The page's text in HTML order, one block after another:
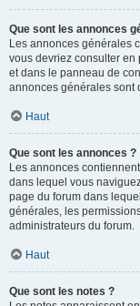
Que sont les annonces
Les annonces générales
vous devriez consulter
et dans le panneau de
annonces générales sont
Haut
Que sont les annonces ?
Les annonces
dans lequel vous
page du forum dans
générales, les
administrateurs du forum.
Haut
Que sont les notes ?